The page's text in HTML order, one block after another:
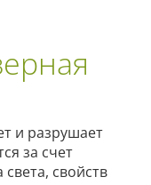
и разрушает
за счет
свойств